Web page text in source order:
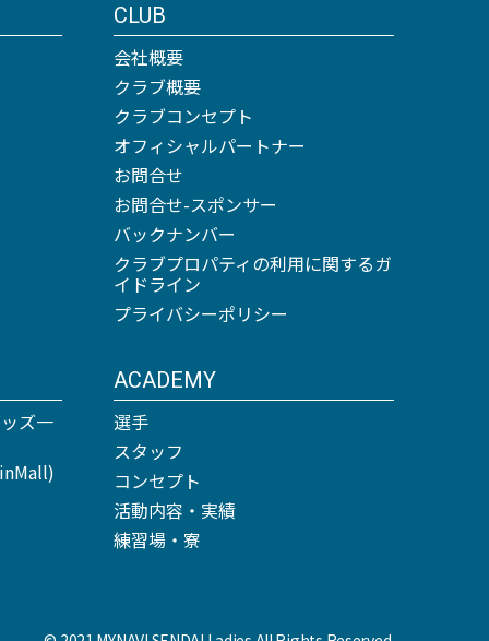
ズ一
ACADEMY
選手
スタッフ
コンセプト
活動内容・実績
練習場・寮
CLUB
会社概要
クラブ概要
クラブコンセプト
オフィシャルパートナー
お問合せ
お問合せ-スポンサー
バックナンバー
クラブプロパティの利用に関するガ
イドライン
プライバシーポリシー